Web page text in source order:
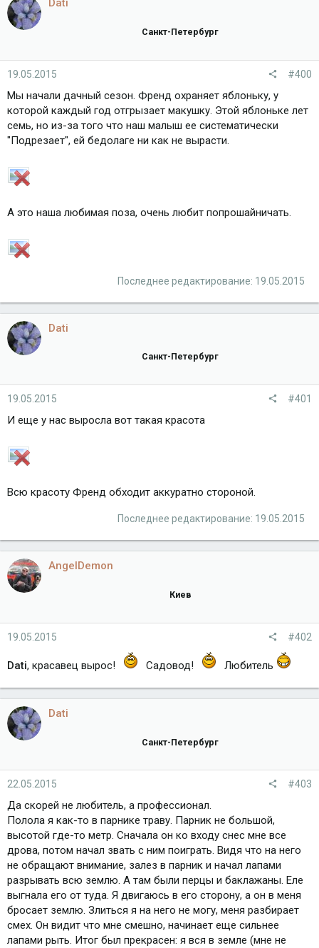
Dati
Санкт-Петербург
19.05.2015 #400
Мы начали дачный сезон. Френд охраняет яблоньку, у
которой каждый год отгрызает макушку. Этой яблоньке лет
семь, но из-за того что наш малыш ее систематически
"Подрезает", ей бедолаге ни как не вырасти.
А это наша любимая поза, очень любит попрошайничать.
Последнее редактирование: 19.05.2015
Dati
Санкт-Петербург
19.05.2015 #401
И еще у нас выросла вот такая красота
Всю красоту Френд обходит аккуратно стороной.
Последнее редактирование: 19.05.2015
AngelDemon
Киев
19.05.2015 #402
Dati, красавец вырос! Садовод! Любитель
Dati
Санкт-Петербург
22.05.2015 #403
Да скорей не любитель, а профессионал.
Полола я как-то в парнике траву. Парник не большой,
высотой где-то метр. Сначала он ко входу снес мне все
дрова, потом начал звать с ним поиграть. Видя что на него
не обращают внимание, залез в парник и начал лапами
разрывать всю землю. А там были перцы и баклажаны. Еле
выгнала его от туда. Я двигаюсь в его сторону, а он в меня
бросает землю. Злиться я на него не могу, меня разбирает
смех. Он видит что мне смешно, начинает еще сильнее
лапами рыть. Итог был прекрасен: я вся в земле (мне не